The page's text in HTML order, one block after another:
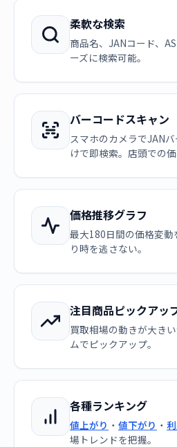
柔軟な検索
商品名、JANコード、
ーズに検索可能。
バーコードスキャン
スマホのカメラでJAN
けで即検索。店頭での
価格推移グラフ
最大180日間の価格変
り時を逃さない。
注目商品ピックアッ
買取相場の動きが大き
ムでピックアップ。
各種ランキング
値上がり ・ 値下がり ・
場トレンドを把握。